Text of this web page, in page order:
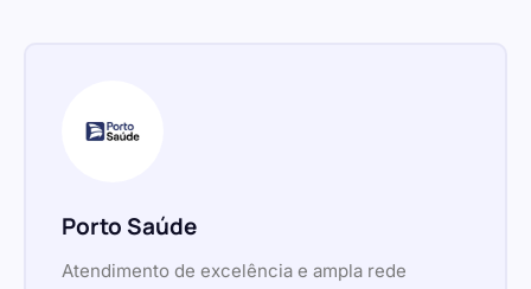
Porto Saúde
Atendimento de excelência e ampla rede